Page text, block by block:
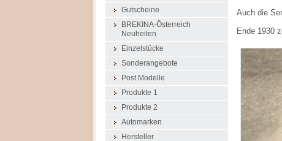
Auch die
Ende 1930
Gutscheine
BREKINA-Österreich
Neuheiten
Einzelstücke
Sonderangebote
Post Modelle
Produkte 1
Produkte 2
Automarken
Hersteller